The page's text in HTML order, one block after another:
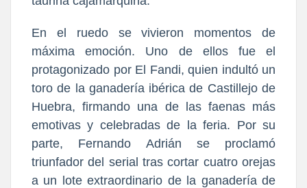
En el ruedo se vivieron momentos de
máxima emoción. Uno de ellos fue el
protagonizado por El Fandi, quien indultó un
toro de la ganadería ibérica de Castillejo de
Huebra, firmando una de las faenas más
emotivas y celebradas de la feria. Por su
parte, Fernando Adrián se proclamó
triunfador del serial tras cortar cuatro orejas
a un lote extraordinario de la ganadería de